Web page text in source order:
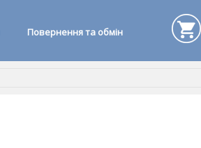
Повернення та обмін